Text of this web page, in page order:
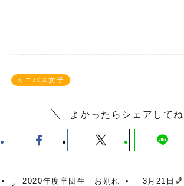
ミニバス女子
よかったらシェアしてね
2020年度卒団生 お別れ
3月21日